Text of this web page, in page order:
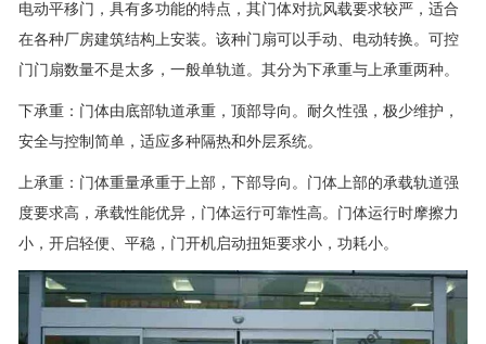
电动平移门，具有多功能的特点，其门体对抗风载要求较严，适合
在各种厂房建筑结构上安装。该种门扇可以手动、电动转换。可控
门门扇数量不是太多，一般单轨道。其分为下承重与上承重两种。
下承重：门体由底部轨道承重，顶部导向。耐久性强，极少维护，
安全与控制简单，适应多种隔热和外层系统。
上承重：门体重量承重于上部，下部导向。门体上部的承载轨道强
度要求高，承载性能优异，门体运行可靠性高。门体运行时摩擦力
小，开启轻便、平稳，门开机启动扭矩要求小，功耗小。